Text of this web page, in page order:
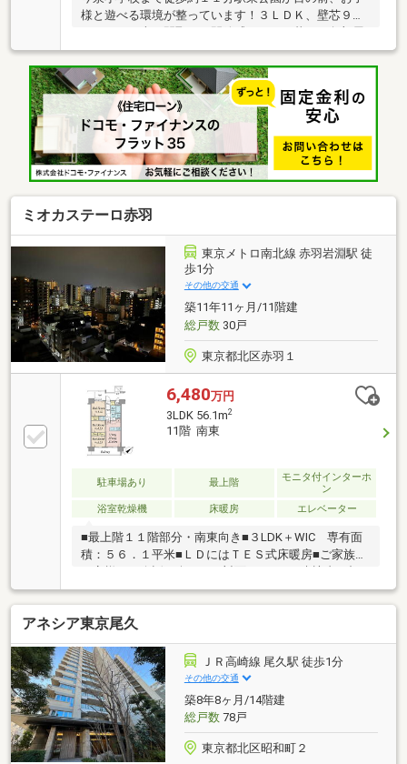
様と遊べる環境が整っています！３ＬＤＫ、壁芯９
５．２６平米の間取りで開放感あふれる暮らし角部屋
ならではの静粛性、二面に広がるバルコニーで採光・
通風ともに良好コンビニやスーパーが徒歩圏内、周辺
環境良好エントランス等の共用部は高級感があり、オ
ートロックなどセキュリティ面も充実≪現地 ご案内
可能でございます≫実際に土地の所在を確認すること
で、日当たりや、建物を建てる際のイメージがつきや
すくなりますぜひ一度、弊社スタッフと一緒に現地を
みてみませんか？お気軽にお問合せください。
ミオカステーロ赤羽
東京メトロ南北線 赤羽岩淵駅 徒
歩1分
その他の交通
築11年11ヶ月/11階建
総戸数30戸
東京都北区赤羽１
6,480万円
3LDK 56.1m2
11階 南東
駐車場あり 最上階
モニタ付インターホ
ン
浴室乾燥機
床暖房 エレベーター
■最上階１１階部分・南東向き■３LDK＋WIC 専有面
積：５６．１平米■ＬＤにはＴＥＳ式床暖房■ご家族や
お客様との会話も楽しめる対面キッチン■来訪者の顔
を確認できるTVモニター付インターホン■ご不在でも
荷物を受け取れる宅配BOX■二重床・二重天井～周辺
環境～●北区立赤羽小学校…約345ｍ ●北区立赤羽岩
淵中学校…約751ｍ ●北区立赤羽東公園…約215ｍ ●
まいばすけっと 赤羽岩淵駅前店…約141ｍ ●セブン-イ
レブン 赤羽岩淵駅前店…約220ｍ※その他月額費用 地
代：4787円、ハイセクト利用料：1404円、町会費：
100円
アネシア東京尾久
ＪＲ高崎線 尾久駅 徒歩1分
その他の交通
築8年8ヶ月/14階建
総戸数78戸
東京都北区昭和町２